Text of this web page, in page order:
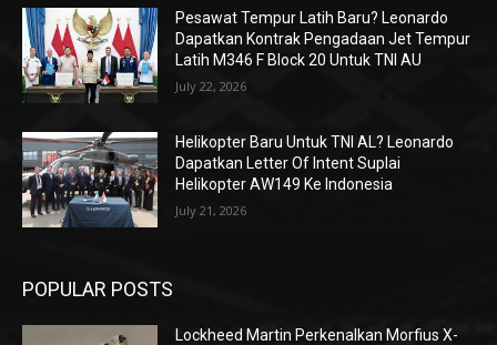
Pesawat Tempur Latih Baru? Leonardo
Dapatkan Kontrak Pengadaan Jet Tempur
Latih M346 F Block 20 Untuk TNI AU
July 22, 2026
Helikopter Baru Untuk TNI AL? Leonardo
Dapatkan Letter Of Intent Suplai
Helikopter AW149 Ke Indonesia
July 21, 2026
POPULAR POSTS
Lockheed Martin Perkenalkan Morfius X-